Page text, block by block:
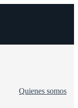
Quienes somos